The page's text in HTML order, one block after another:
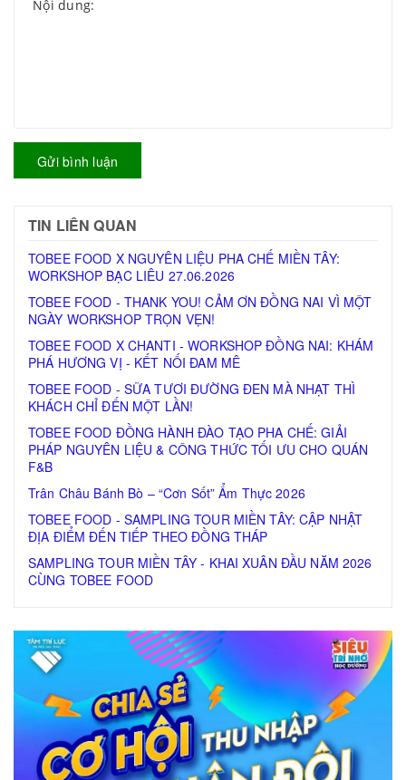
Gửi bình luận
TIN LIÊN QUAN
TOBEE FOOD X NGUYÊN LIỆU PHA CHẾ MIỀN TÂY:
WORKSHOP BẠC LIÊU 27.06.2026
TOBEE FOOD - THANK YOU! CẢM ƠN ĐỒNG NAI VÌ MỘT
NGÀY WORKSHOP TRỌN VẸN!
TOBEE FOOD X CHANTI - WORKSHOP ĐỒNG NAI: KHÁM
PHÁ HƯƠNG VỊ - KẾT NỐI ĐAM MÊ
TOBEE FOOD - SỮA TƯƠI ĐƯỜNG ĐEN MÀ NHẠT THÌ
KHÁCH CHỈ ĐẾN MỘT LẦN!
TOBEE FOOD ĐỒNG HÀNH ĐÀO TẠO PHA CHẾ: GIẢI
PHÁP NGUYÊN LIỆU & CÔNG THỨC TỐI ƯU CHO QUÁN
F&B
Trân Châu Bánh Bò – “Cơn Sốt” Ẩm Thực 2026
TOBEE FOOD - SAMPLING TOUR MIỀN TÂY: CẬP NHẬT
ĐỊA ĐIỂM ĐẾN TIẾP THEO ĐỒNG THÁP
SAMPLING TOUR MIỀN TÂY - KHAI XUÂN ĐẦU NĂM 2026
CÙNG TOBEE FOOD